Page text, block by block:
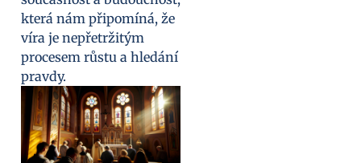
která nám připomíná, že
víra je nepřetržitým
procesem růstu a hledání
pravdy.